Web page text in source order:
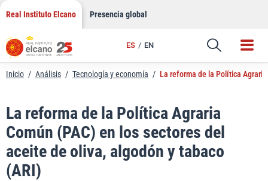
Saltar
contenido
Real Instituto Elcano Presencia global
ES EN
Enlace
Inicio / Análisis / Tecnología y economía / La reforma de la Política
La reforma de la Política Agraria
Común (PAC) en los sectores del
aceite de oliva, algodón y tabaco
(ARI)